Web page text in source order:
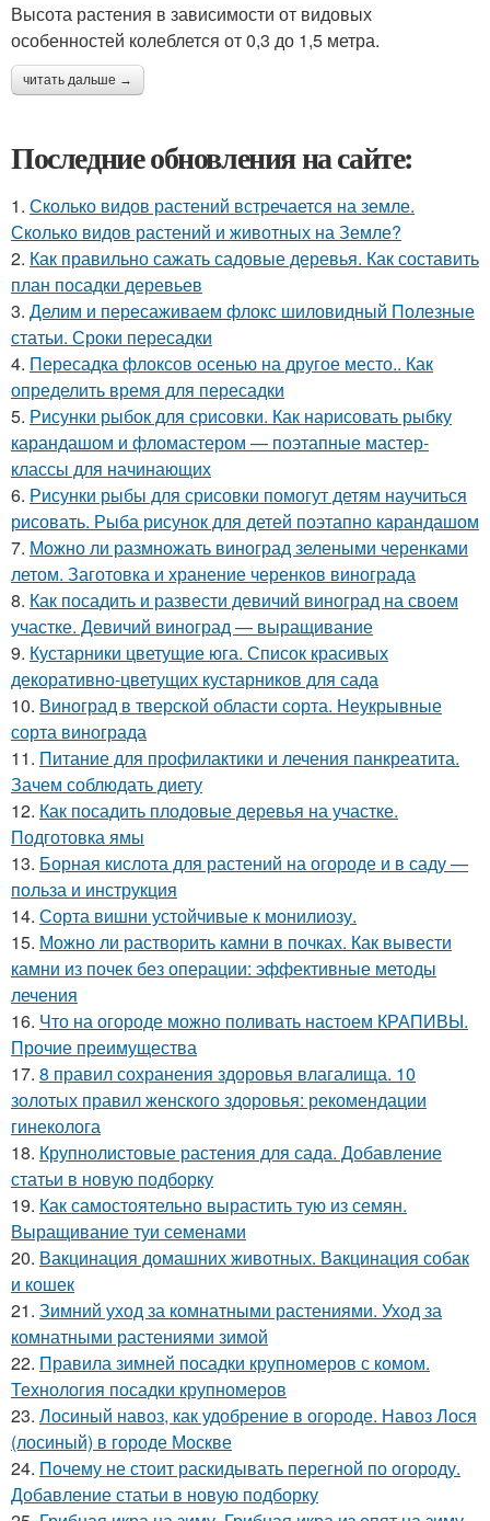
Высота растения в зависимости от видовых
особенностей колеблется от 0,3 до 1,5 метра.
читать дальше →
Последние обновления на сайте:
1. Сколько видов растений встречается на земле.
Сколько видов растений и животных на Земле?
2. Как правильно сажать садовые деревья. Как составить
план посадки деревьев
3. Делим и пересаживаем флокс шиловидный Полезные
статьи. Сроки пересадки
4. Пересадка флоксов осенью на другое место.. Как
определить время для пересадки
5. Рисунки рыбок для срисовки. Как нарисовать рыбку
карандашом и фломастером — поэтапные мастер-
классы для начинающих
6. Рисунки рыбы для срисовки помогут детям научиться
рисовать. Рыба рисунок для детей поэтапно карандашом
7. Можно ли размножать виноград зелеными черенками
летом. Заготовка и хранение черенков винограда
8. Как посадить и развести девичий виноград на своем
участке. Девичий виноград — выращивание
9. Кустарники цветущие юга. Список красивых
декоративно-цветущих кустарников для сада
10. Виноград в тверской области сорта. Неукрывные
сорта винограда
11. Питание для профилактики и лечения панкреатита.
Зачем соблюдать диету
12. Как посадить плодовые деревья на участке.
Подготовка ямы
13. Борная кислота для растений на огороде и в саду —
польза и инструкция
14. Сорта вишни устойчивые к монилиозу.
15. Можно ли растворить камни в почках. Как вывести
камни из почек без операции: эффективные методы
лечения
16. Что на огороде можно поливать настоем КРАПИВЫ.
Прочие преимущества
17. 8 правил сохранения здоровья влагалища. 10
золотых правил женского здоровья: рекомендации
гинеколога
18. Крупнолистовые растения для сада. Добавление
статьи в новую подборку
19. Как самостоятельно вырастить тую из семян.
Выращивание туи семенами
20. Вакцинация домашних животных. Вакцинация собак
и кошек
21. Зимний уход за комнатными растениями. Уход за
комнатными растениями зимой
22. Правила зимней посадки крупномеров с комом.
Технология посадки крупномеров
23. Лосиный навоз, как удобрение в огороде. Навоз Лося
(лосиный) в городе Москве
24. Почему не стоит раскидывать перегной по огороду.
Добавление статьи в новую подборку